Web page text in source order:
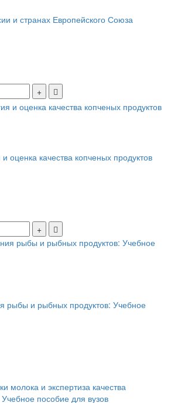
и странах Европейского Союза
оценка качества копченых продуктов
рыбы и рыбных продуктов: Учебное